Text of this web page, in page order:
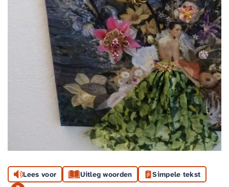
Lees voor Uitleg woorden Simpele tekst